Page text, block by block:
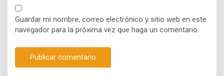
Guardar mi nombre, correo electrónico y sitio web en este
navegador para la próxima vez que haga un comentario.